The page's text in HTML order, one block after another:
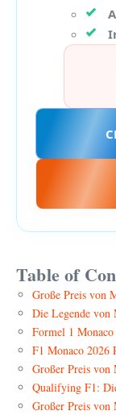
Table of
Große Preis von
Die Legende von
Formel 1
F1 Monaco 2026
Großer Preis von
Qualifying F1:
Großer Preis von